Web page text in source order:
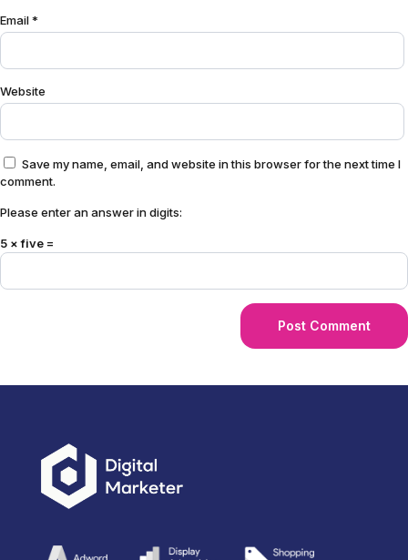
Email*
Website
Save my name, email, and website in this browser for the next time I
comment.
Please enter an answer in digits:
5 × five =